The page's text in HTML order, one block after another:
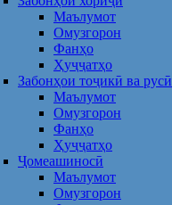
Маълумот
Омузгорон
Фанҳо
Ҳуҷҷатҳо
Забонҳои тоҷикӣ ва русӣ
Маълумот
Омузгорон
Фанҳо
Ҳуҷҷатҳо
Ҷомеашиносӣ
Маълумот
Омузгорон